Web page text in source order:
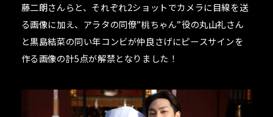
藤二朗さんらと、それぞれ2ショットでカメラに目線を送
る画像に加え、アラタの同僚”桃ちゃん”役の丸山礼さん
と黒島結菜の同い年コンビが仲良さげにピースサインを
作る画像の計5点が解禁となりました！